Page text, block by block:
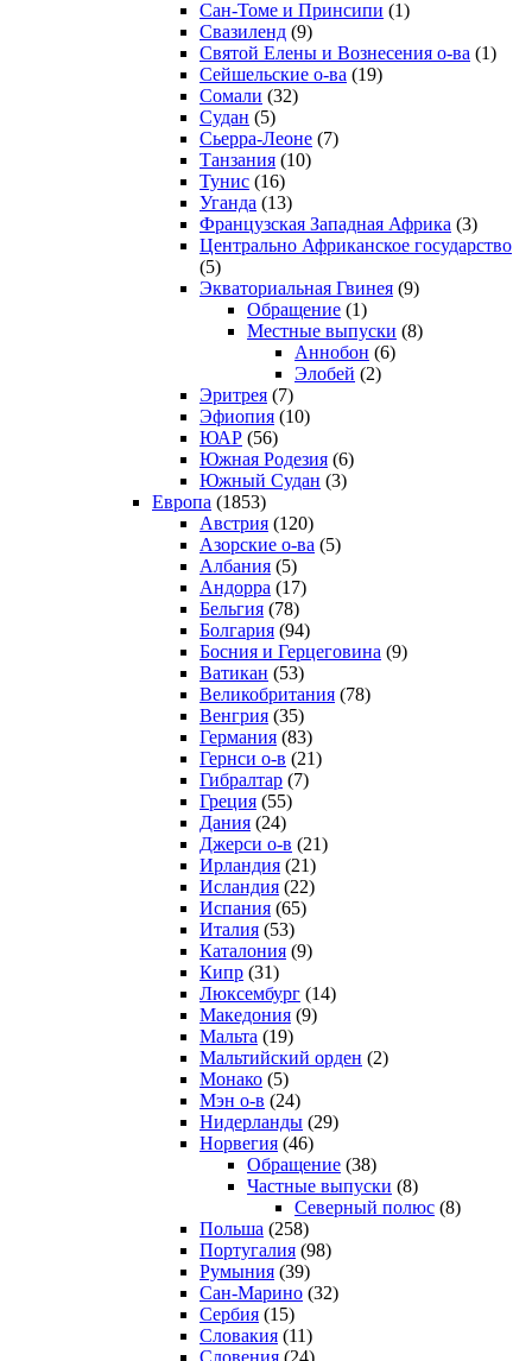
Сан-Томе и Принсипи (1)
Свазиленд (9)
Святой Елены и Вознесения о-ва (1)
Сейшельские о-ва (19)
Сомали (32)
Судан (5)
Сьерра-Леоне (7)
Танзания (10)
Тунис (16)
Уганда (13)
Французская Западная Африка (3)
Центрально Африканское государство
(5)
Экваториальная Гвинея (9)
Обращение (1)
Местные выпуски (8)
Аннобон (6)
Элобей (2)
Эритрея (7)
Эфиопия (10)
ЮАР (56)
Южная Родезия (6)
Южный Судан (3)
Европа (1853)
Австрия (120)
Азорские о-ва (5)
Албания (5)
Андорра (17)
Бельгия (78)
Болгария (94)
Босния и Герцеговина (9)
Ватикан (53)
Великобритания (78)
Венгрия (35)
Германия (83)
Гернси о-в (21)
Гибралтар (7)
Греция (55)
Дания (24)
Джерси о-в (21)
Ирландия (21)
Исландия (22)
Испания (65)
Италия (53)
Каталония (9)
Кипр (31)
Люксембург (14)
Македония (9)
Мальта (19)
Мальтийский орден (2)
Монако (5)
Мэн о-в (24)
Нидерланды (29)
Норвегия (46)
Обращение (38)
Частные выпуски (8)
Северный полюс (8)
Польша (258)
Португалия (98)
Румыния (39)
Сан-Марино (32)
Сербия (15)
Словакия (11)
Словения (24)